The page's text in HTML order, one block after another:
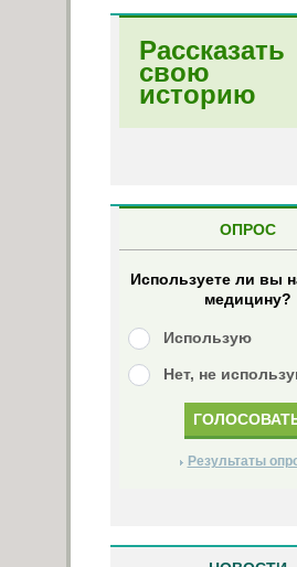
Рассказать
свою
историю
ОПРОС
Используете ли вы
медицину?
Использую
Нет, не
Результаты